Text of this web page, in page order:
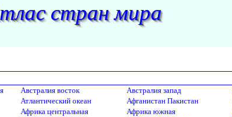
стран мира
Австралия восток Австралия запад
Атлантический океан Афганистан Пакистан
Африка центральная Африка южная